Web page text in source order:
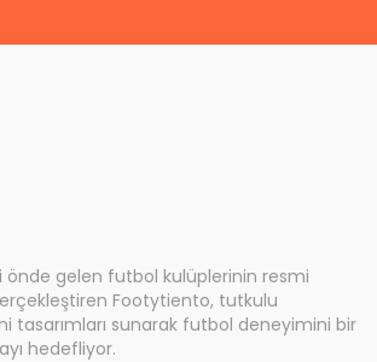
önde gelen futbol kulüplerinin resmi
Footytiento, tutkulu
tasarımları sunarak futbol deneyimini bir
hedefliyor.